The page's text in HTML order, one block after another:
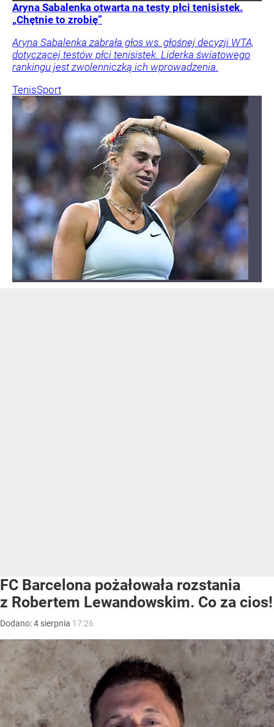
Aryna Sabalenka otwarta na testy płci tenisistek.
„Chętnie to zrobię”
Aryna Sabalenka zabrała głos ws. głośnej decyzji WTA,
dotyczącej testów płci tenisistek. Liderka światowego
rankingu jest zwolenniczką ich wprowadzenia.
TenisSport
FC Barcelona pożałowała rozstania
z Robertem Lewandowskim. Co za cios!
Dodano:4 sierpnia 17:26